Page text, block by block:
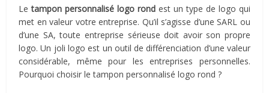
Letampon personnalisé logo rondest un type de logo qui
met en valeur votre entreprise. Qu’il s’agisse d’une SARL ou
d’une SA, toute entreprise sérieuse doit avoir son propre
logo. Un joli logo est un outil de différenciation d’une valeur
considérable, même pour les entreprises personnelles.
Pourquoi choisir le tampon personnalisé logo rond ?